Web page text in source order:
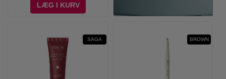
LÆG I KURV
SAGA BROWN